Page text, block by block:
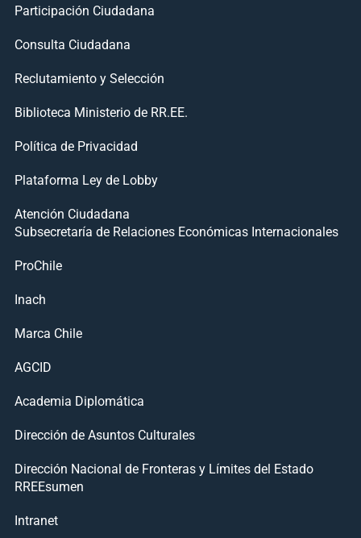
Participación Ciudadana
Consulta Ciudadana
Reclutamiento y Selección
Biblioteca Ministerio de RR.EE.
Política de Privacidad
Plataforma Ley de Lobby
Atención Ciudadana
Subsecretaría de Relaciones Económicas Internacionales
ProChile
Inach
Marca Chile
AGCID
Academia Diplomática
Dirección de Asuntos Culturales
Dirección Nacional de Fronteras y Límites del Estado
RREEsumen
Intranet